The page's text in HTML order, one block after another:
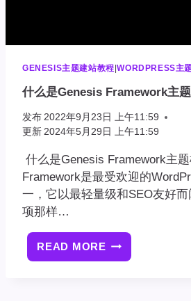
GENESIS主题建站教程 |WORDPRESS主
什么是Genesis Framework主
发布 2022年9月23日 上午11:59
更新 2024年5月29日 上午11:59
什么是Genesis Framework
Framework是最受欢迎的
一，它以最轻量级和SEO友好
项那样…
READ MORE 什
么